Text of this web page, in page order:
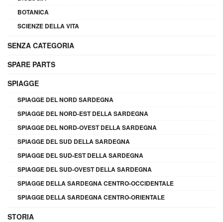
BOTANICA
SCIENZE DELLA VITA
SENZA CATEGORIA
SPARE PARTS
SPIAGGE
SPIAGGE DEL NORD SARDEGNA
SPIAGGE DEL NORD-EST DELLA SARDEGNA
SPIAGGE DEL NORD-OVEST DELLA SARDEGNA
SPIAGGE DEL SUD DELLA SARDEGNA
SPIAGGE DEL SUD-EST DELLA SARDEGNA
SPIAGGE DEL SUD-OVEST DELLA SARDEGNA
SPIAGGE DELLA SARDEGNA CENTRO-OCCIDENTALE
SPIAGGE DELLA SARDEGNA CENTRO-ORIENTALE
STORIA